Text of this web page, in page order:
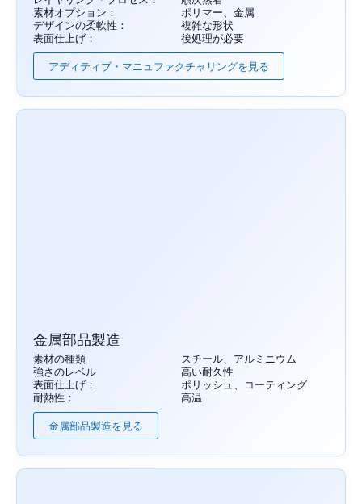
素材オプション：
ポリマー、金属
デザインの柔軟性：
複雑な形状
表面仕上げ：
後処理が必要
アディティブ・マニュファクチャリングを見る
金属部品製造
素材の種類
スチール、アルミニウム
強さのレベル
高い耐久性
表面仕上げ：
ポリッシュ、コーティング
耐熱性：
高温
金属部品製造を見る